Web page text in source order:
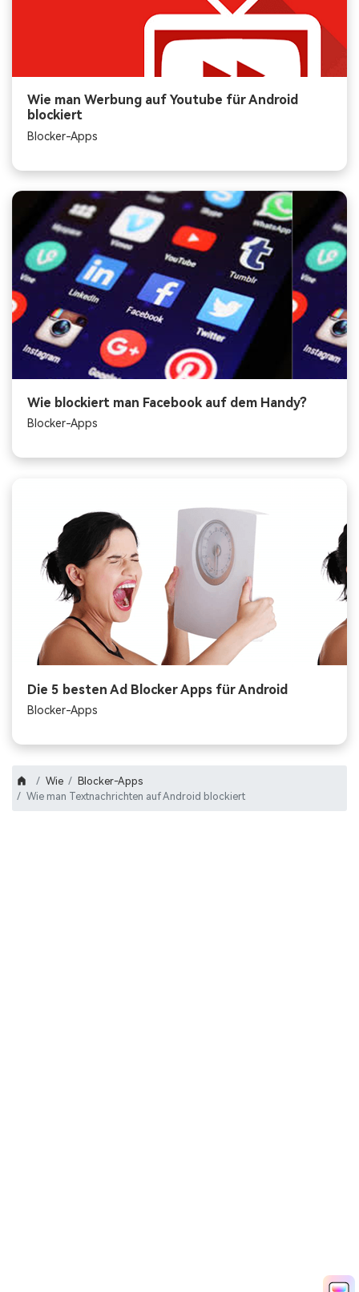
Wie man Werbung auf Youtube für Android
blockiert
Blocker-Apps
Wie blockiert man Facebook auf dem Handy?
Blocker-Apps
Die 5 besten Ad Blocker Apps für Android
Blocker-Apps
Wie
Blocker-Apps
Wie man Textnachrichten auf Android blockiert